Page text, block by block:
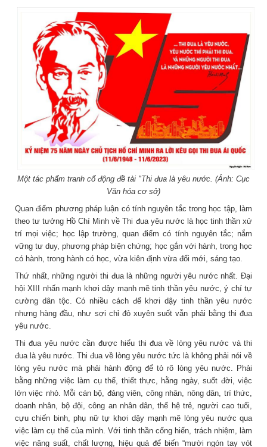
Một tác phẩm tranh cổ động đề tài "Thi đua là yêu nước. (Ảnh: Cục
Văn hóa cơ sở)
Quan điểm phương pháp luận có tính nguyên tắc trong học tập, làm
theo tư tưởng Hồ Chí Minh về Thi đua yêu nước là học tinh thần xử
trí mọi việc; học lập trường, quan điểm có tính nguyên tắc; nắm
vững tư duy, phương pháp biện chứng; học gắn với hành, trong học
có hành, trong hành có học, vừa kiên định vừa đổi mới, sáng tạo.
Thứ nhất, những người thi đua là những người yêu nước nhất. Đại
hội XIII nhấn mạnh khơi dậy mạnh mẽ tinh thần yêu nước, ý chí tự
cường dân tộc. Có nhiều cách để khơi dậy tinh thần yêu nước
nhưng hàng đầu, như sợi chỉ đỏ xuyên suốt vẫn phải bằng thi đua
yêu nước.
Thi đua yêu nước cần được hiểu thi đua về lòng yêu nước và thi
đua là yêu nước. Thi đua về lòng yêu nước tức là không phải nói về
lòng yêu nước mà phải hành động để tỏ rõ lòng yêu nước. Phải
bằng những việc làm cụ thể, thiết thực, hằng ngày, suốt đời, việc
lớn việc nhỏ. Mỗi cán bộ, đảng viên, công nhân, nông dân, trí thức,
doanh nhân, bộ đội, công an nhân dân, thế hệ trẻ, người cao tuổi,
cựu chiến binh, phụ nữ tự khơi dậy mạnh mẽ lòng yêu nước qua
việc làm cụ thể của mình. Với tinh thần cống hiến, trách nhiệm, làm
việc năng suất, chất lượng, hiệu quả để biến “mười ngón tay vót